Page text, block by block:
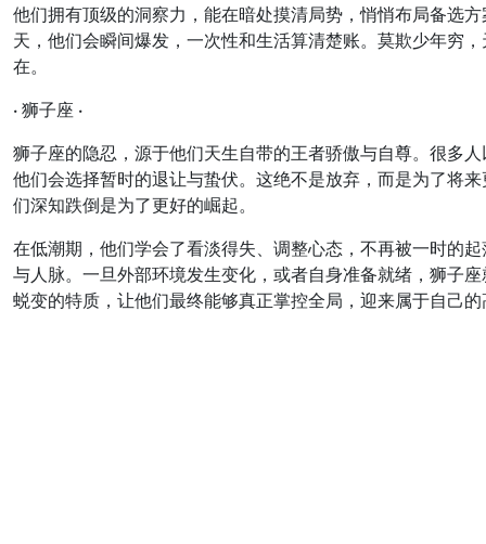
他们拥有顶级的洞察力，能在暗处摸清局势，悄悄布局备选
天，他们会瞬间爆发，一次性和生活算清楚账。莫欺少年穷
在。
· 狮子座 ·
狮子座的隐忍，源于他们天生自带的王者骄傲与自尊。很多
他们会选择暂时的退让与蛰伏。这绝不是放弃，而是为了将
们深知跌倒是为了更好的崛起。
在低潮期，他们学会了看淡得失、调整心态，不再被一时的
与人脉。一旦外部环境发生变化，或者自身准备就绪，狮子
蜕变的特质，让他们最终能够真正掌控全局，迎来属于自己